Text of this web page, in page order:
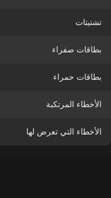
تشتيتات
بطاقات صفراء
بطاقات حمراء
الأخطاء المرتكبة
الأخطاء التي تعرض لها